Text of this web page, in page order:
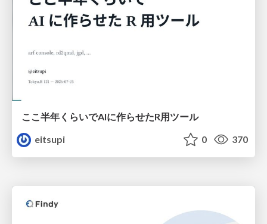
ここ半年くらいでAIに作らせたR用ツール
eitsupi
0 370